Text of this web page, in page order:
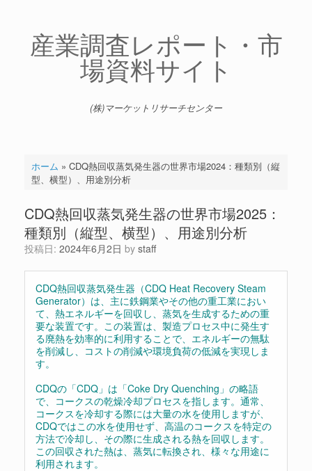
産業調査レポート・市
場資料サイト
(株)マーケットリサーチセンター
ホーム » CDQ熱回収蒸気発生器の世界市場2024：種類別（縦
型、横型）、用途別分析
CDQ熱回収蒸気発生器の世界市場2025：
種類別（縦型、横型）、用途別分析
投稿日: 2024年6月2日 by staff
CDQ熱回収蒸気発生器（CDQ Heat Recovery Steam
Generator）は、主に鉄鋼業やその他の重工業におい
て、熱エネルギーを回収し、蒸気を生成するための重
要な装置です。この装置は、製造プロセス中に発生す
る廃熱を効率的に利用することで、エネルギーの無駄
を削減し、コストの削減や環境負荷の低減を実現しま
す。
CDQの「CDQ」は「Coke Dry Quenching」の略語
で、コークスの乾燥冷却プロセスを指します。通常、
コークスを冷却する際には大量の水を使用しますが、
CDQではこの水を使用せず、高温のコークスを特定の
方法で冷却し、その際に生成される熱を回収します。
この回収された熱は、蒸気に転換され、様々な用途に
利用されます。